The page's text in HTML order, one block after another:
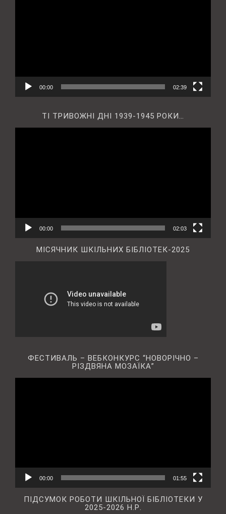
00:00 02:39
ТІ ТРИВОЖНІ ДНІ 1939-1945 РОКИ…
00:00 02:03
МІСЯЧНИК ШКІЛЬНИХ БІБЛІОТЕК-2025
ФЕСТИВАЛЬ – ВЕБКОНКУРС “НОВОРІЧНО –
РІЗДВЯНА МОЗАЇКА”
00:00 01:55
ПІДСУМОК РОБОТИ ШКІЛЬНОЇ БІБЛІОТЕКИ У
2025-2026 Н.Р.